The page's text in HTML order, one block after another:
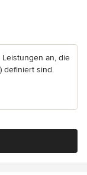
an, die
definiert sind.